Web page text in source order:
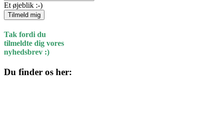
Et øjeblik :-)
Tilmeld mig
Tak fordi du
tilmeldte dig vores
nyhedsbrev :)
Du finder os her: